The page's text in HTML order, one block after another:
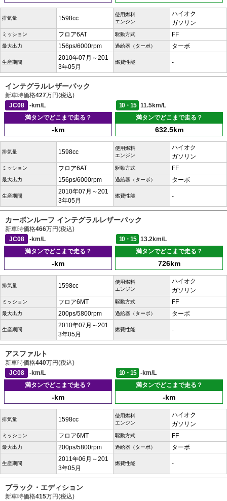
排気量 1598cc
使用燃料
エンジン
ハイオク
ガソリン
ミッション フロア6AT 駆動方式 FF
最大出力 156ps/6000rpm 過給器（ターボ） ターボ
生産期間
2010年07月～201
3年05月
燃費性能 -
インテグラルレザーパック
新車時価格427万円(税込)
JC08
-km/L 10・15
11.5km/L
満タンでどこまで走る？
-km
満タンでどこまで走る？
632.5km
排気量 1598cc
使用燃料
エンジン
ハイオク
ガソリン
ミッション フロア6AT 駆動方式 FF
最大出力 156ps/6000rpm 過給器（ターボ） ターボ
生産期間
2010年07月～201
3年05月
燃費性能 -
カーボンルーフ インテグラルレザーパック
新車時価格466万円(税込)
JC08
-km/L 10・15
13.2km/L
満タンでどこまで走る？
-km
満タンでどこまで走る？
726km
排気量 1598cc
使用燃料
エンジン
ハイオク
ガソリン
ミッション フロア6MT 駆動方式 FF
最大出力 200ps/5800rpm 過給器（ターボ） ターボ
生産期間
2010年07月～201
3年05月
燃費性能 -
アスファルト
新車時価格440万円(税込)
JC08
-km/L 10・15
-km/L
満タンでどこまで走る？
-km
満タンでどこまで走る？
-km
排気量 1598cc
使用燃料
エンジン
ハイオク
ガソリン
ミッション フロア6MT 駆動方式 FF
最大出力 200ps/5800rpm 過給器（ターボ） ターボ
生産期間
2011年06月～201
3年05月
燃費性能 -
ブラック・エディション
新車時価格415万円(税込)